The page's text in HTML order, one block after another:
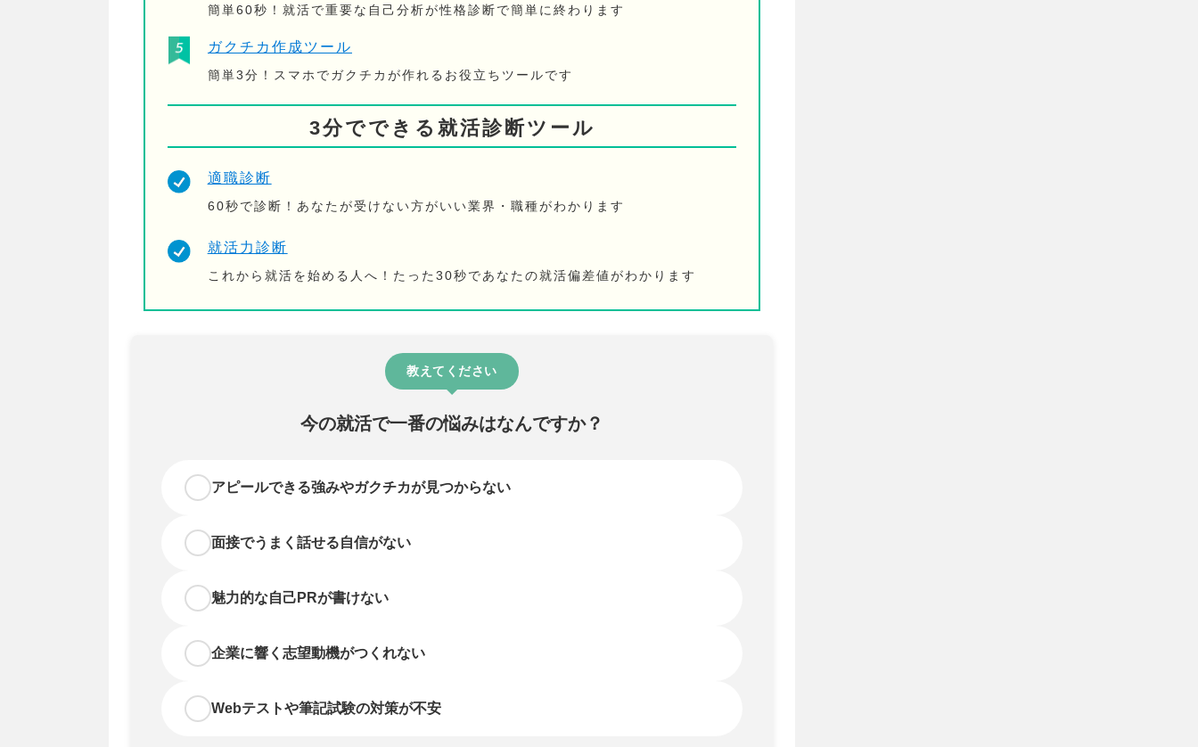
簡単60秒！就活で重要な自己分析が性格診断で簡単に終わります
ガクチカ作成ツール
簡単3分！スマホでガクチカが作れるお役立ちツールです
3分でできる就活診断ツール
適職診断
60秒で診断！あなたが受けない方がいい業界・職種がわかります
就活力診断
これから就活を始める人へ！たった30秒であなたの就活偏差値がわかります